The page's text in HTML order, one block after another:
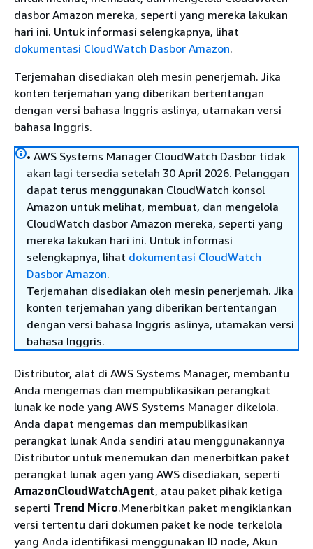
dasbor Amazon mereka, seperti yang mereka lakukan
hari ini. Untuk informasi selengkapnya, lihat
dokumentasi CloudWatch Dasbor Amazon.
Terjemahan disediakan oleh mesin penerjemah. Jika
konten terjemahan yang diberikan bertentangan
dengan versi bahasa Inggris aslinya, utamakan versi
bahasa Inggris.
• AWS Systems Manager CloudWatch Dasbor tidak
akan lagi tersedia setelah 30 April 2026. Pelanggan
dapat terus menggunakan CloudWatch konsol
Amazon untuk melihat, membuat, dan mengelola
CloudWatch dasbor Amazon mereka, seperti yang
mereka lakukan hari ini. Untuk informasi
selengkapnya, lihat dokumentasi CloudWatch
Dasbor Amazon.
Terjemahan disediakan oleh mesin penerjemah. Jika
konten terjemahan yang diberikan bertentangan
dengan versi bahasa Inggris aslinya, utamakan versi
bahasa Inggris.
Distributor, alat di AWS Systems Manager, membantu
Anda mengemas dan mempublikasikan perangkat
lunak ke node yang AWS Systems Manager dikelola.
Anda dapat mengemas dan mempublikasikan
perangkat lunak Anda sendiri atau menggunakannya
Distributor untuk menemukan dan menerbitkan paket
perangkat lunak agen yang AWS disediakan, seperti
AmazonCloudWatchAgent, atau paket pihak ketiga
seperti Trend Micro.Menerbitkan paket mengiklankan
versi tertentu dari dokumen paket ke node terkelola
yang Anda identifikasi menggunakan ID node, Akun